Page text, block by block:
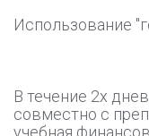
Использование
В течение 2х
совместно с